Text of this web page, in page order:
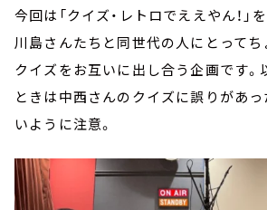
今回は「クイズ・レトロでええやん！」
川島さんたちと同世代の人にとって
クイズをお互いに出し合う企画です。
ときは中西さんのクイズに誤りがあっ
いように注意。